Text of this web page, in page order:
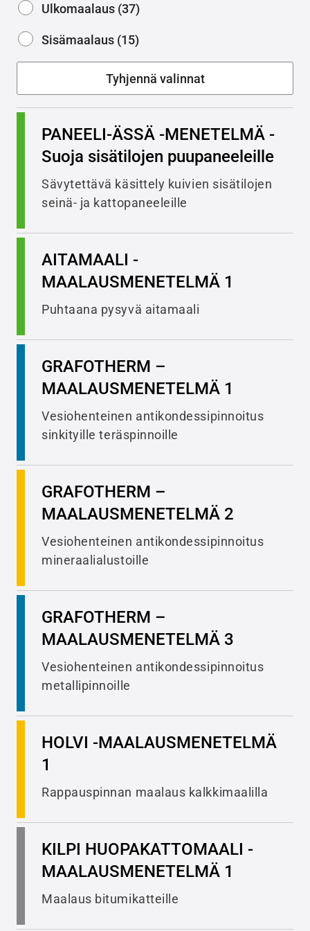
Ulkomaalaus (37)
Sisämaalaus (15)
PANEELI-ÄSSÄ -MENETELMÄ -
Suoja sisätilojen puupaneeleille
Sävytettävä käsittely kuivien sisätilojen
seinä- ja kattopaneeleille
AITAMAALI -
MAALAUSMENETELMÄ 1
Puhtaana pysyvä aitamaali
GRAFOTHERM –
MAALAUSMENETELMÄ 1
Vesiohenteinen antikondessipinnoitus
sinkityille teräspinnoille
GRAFOTHERM –
MAALAUSMENETELMÄ 2
Vesiohenteinen antikondessipinnoitus
mineraalialustoille
GRAFOTHERM –
MAALAUSMENETELMÄ 3
Vesiohenteinen antikondessipinnoitus
metallipinnoille
HOLVI -MAALAUSMENETELMÄ
1
Rappauspinnan maalaus kalkkimaalilla
KILPI HUOPAKATTOMAALI -
MAALAUSMENETELMÄ 1
Maalaus bitumikatteille